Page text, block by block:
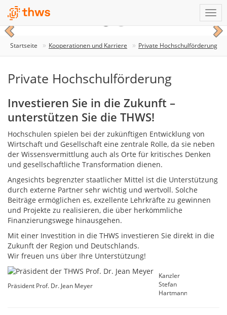
Startseite Kooperationen und Karriere Private Hochschulförderung
Private Hochschulförderung
Investieren Sie in die Zukunft –
unterstützen Sie die THWS!
Hochschulen spielen bei der zukünftigen Entwicklung von
Wirtschaft und Gesellschaft eine zentrale Rolle, da sie neben
der Wissensvermittlung auch als Orte für kritisches Denken
und gesellschaftliche Transformation dienen.
Angesichts begrenzter staatlicher Mittel ist die Unterstützung
durch externe Partner sehr wichtig und wertvoll. Solche
Beiträge ermöglichen es, exzellente Lehrkräfte zu gewinnen
und Projekte zu realisieren, die über herkömmliche
Finanzierungswege hinausgehen.
Mit einer Investition in die THWS investieren Sie direkt in die
Zukunft der Region und Deutschlands.
Wir freuen uns über Ihre Unterstützung!
Präsident Prof. Dr. Jean Meyer
Kanzler
Stefan
Hartmann